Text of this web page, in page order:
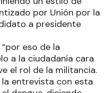
por Unión por la
a presidente
eso de la
a la ciudadanía cara
el rol de la militancia.
entrevista con esta